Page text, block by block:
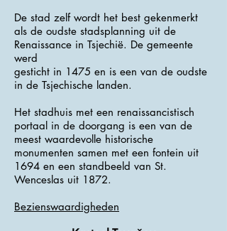
De stad zelf wordt het best gekenmerkt
als de oudste stadsplanning uit de
Renaissance in Tsjechië. De gemeente
werd
gesticht in 1475 en is een van de oudste
in de Tsjechische landen.
Het stadhuis met een renaissancistisch
portaal in de doorgang is een van de
meest waardevolle historische
monumenten samen met een fontein uit
1694 en een standbeeld van St.
Wenceslas uit 1872.
Bezienswaardigheden